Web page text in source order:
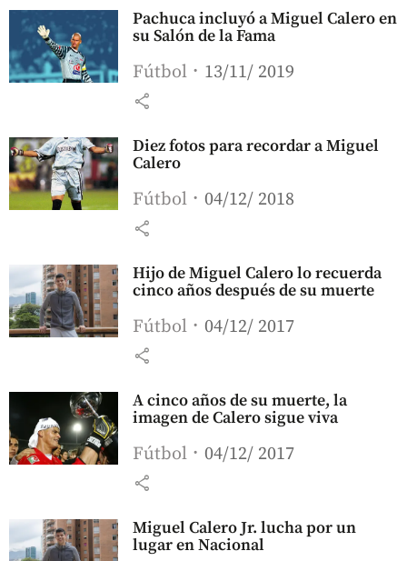
Pachuca incluyó a Miguel Calero en
su Salón de la Fama
Fútbol 13/11/ 2019
share
Diez fotos para recordar a Miguel
Calero
Fútbol 04/12/ 2018
share
Hijo de Miguel Calero lo recuerda
cinco años después de su muerte
Fútbol 04/12/ 2017
share
A cinco años de su muerte, la
imagen de Calero sigue viva
Fútbol 04/12/ 2017
share
Miguel Calero Jr. lucha por un
lugar en Nacional